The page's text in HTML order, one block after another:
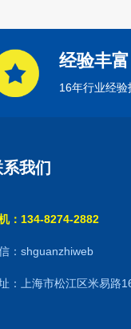
经验丰富
16年行业经
我们
：134-8274-2882
：shguanzhiweb
：上海市松江区米易路